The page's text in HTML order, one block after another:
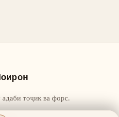
тоҷик ва форс.